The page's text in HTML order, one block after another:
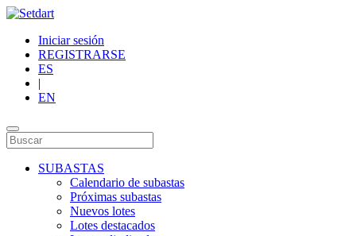
Iniciar sesión
REGISTRARSE
ES
|
EN
SUBASTAS
Calendario de subastas
Próximas subastas
Nuevos lotes
Lotes destacados